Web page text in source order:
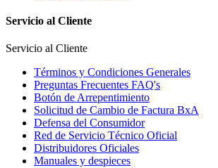
Servicio al Cliente
Servicio al Cliente
Términos y Condiciones Generales
Preguntas Frecuentes FAQ's
Botón de Arrepentimiento
Solicitud de Cambio de Factura BxA
Defensa del Consumidor
Red de Servicio Técnico Oficial
Distribuidores Oficiales
Manuales y despieces